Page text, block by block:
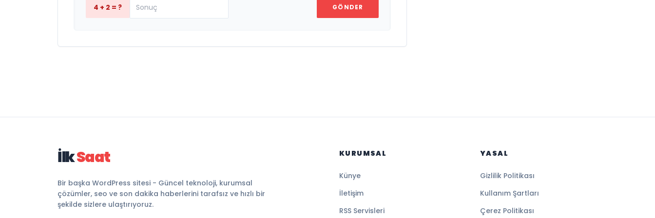
4 + 2 = ? GÖNDER
İlkSaat
Bir başka WordPress sitesi - Güncel teknoloji, kurumsal
çözümler, seo ve son dakika haberlerini tarafsız ve hızlı bir
şekilde sizlere ulaştırıyoruz.
KURUMSAL
Künye
İletişim
RSS Servisleri
YASAL
Gizlilik Politikası
Kullanım Şartları
Çerez Politikası